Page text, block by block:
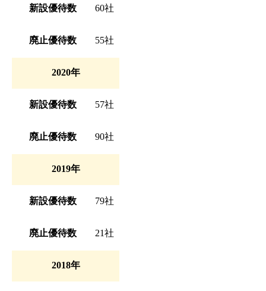
新設優待数 60社
廃止優待数 55社
2020年
新設優待数 57社
廃止優待数 90社
2019年
新設優待数 79社
廃止優待数 21社
2018年